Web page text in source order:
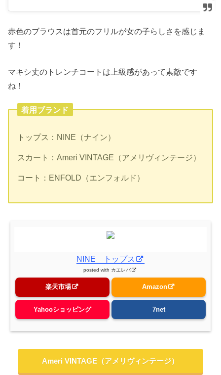
赤色のブラウスは首元のフリルが女の子らしさを感じま
す！
マキシ丈のトレンチコートは上級感があって素敵です
ね！
着用ブランド
トップス：NINE（ナイン）
スカート：Ameri VINTAGE（アメリヴィンテージ）
コート：ENFOLD（エンフォルド）
NINE トップス
posted with カエレバ
楽天市場 Amazon
Yahooショッピング 7net
Ameri VINTAGE（アメリヴィンテージ）